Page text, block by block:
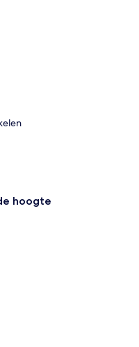
hoogte